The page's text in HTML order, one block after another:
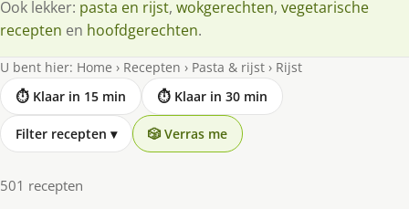
Ook lekker: pasta en rijst, wokgerechten, vegetarische
recepten en hoofdgerechten.
U bent hier: Home › Recepten › Pasta & rijst › Rijst
⏱ Klaar in 15 min
⏱ Klaar in 30 min
Filter recepten ▾ 🎲 Verras me
501 recepten